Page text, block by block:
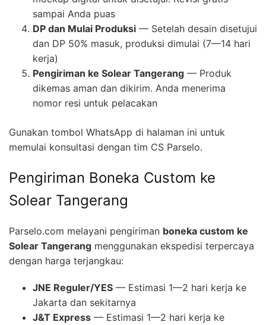
sampai Anda puas
DP dan Mulai Produksi — Setelah desain disetujui
dan DP 50% masuk, produksi dimulai (7—14 hari
kerja)
Pengiriman ke Solear Tangerang — Produk
dikemas aman dan dikirim. Anda menerima
nomor resi untuk pelacakan
Gunakan tombol WhatsApp di halaman ini untuk
memulai konsultasi dengan tim CS Parselo.
Pengiriman Boneka Custom ke
Solear Tangerang
Parselo.com melayani pengiriman boneka custom ke
Solear Tangerang menggunakan ekspedisi terpercaya
dengan harga terjangkau:
JNE Reguler/YES — Estimasi 1—2 hari kerja ke
Jakarta dan sekitarnya
J&T Express — Estimasi 1—2 hari kerja ke